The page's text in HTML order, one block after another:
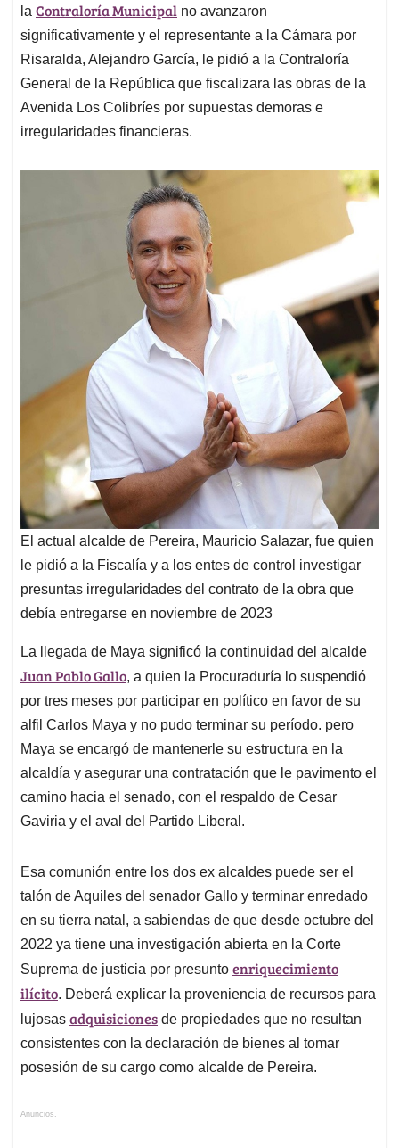
la Contraloría Municipal no avanzaron
significativamente y el representante a la Cámara por
Risaralda, Alejandro García, le pidió a la Contraloría
General de la República que fiscalizara las obras de la
Avenida Los Colibríes por supuestas demoras e
irregularidades financieras.
El actual alcalde de Pereira, Mauricio Salazar, fue quien
le pidió a la Fiscalía y a los entes de control investigar
presuntas irregularidades del contrato de la obra que
debía entregarse en noviembre de 2023
La llegada de Maya significó la continuidad del alcalde
Juan Pablo Gallo, a quien la Procuraduría lo suspendió
por tres meses por participar en político en favor de su
alfil Carlos Maya y no pudo terminar su período. pero
Maya se encargó de mantenerle su estructura en la
alcaldía y asegurar una contratación que le pavimento el
camino hacia el senado, con el respaldo de Cesar
Gaviria y el aval del Partido Liberal.
Esa comunión entre los dos ex alcaldes puede ser el
talón de Aquiles del senador Gallo y terminar enredado
en su tierra natal, a sabiendas de que desde octubre del
2022 ya tiene una investigación abierta en la Corte
Suprema de justicia por presunto enriquecimiento
ilícito. Deberá explicar la proveniencia de recursos para
lujosas adquisiciones de propiedades que no resultan
consistentes con la declaración de bienes al tomar
posesión de su cargo como alcalde de Pereira.
Anuncios.